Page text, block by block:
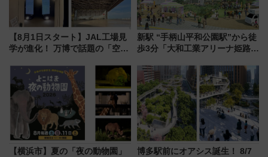
【8月1日スタート】JAL工場見
学が進化！ 万博で話題の「空飛
限定の歴代制服仮想試着体験も
レポート
新駅 “手柄山平和公園駅”から徒
歩3分「大和工業アリーナ姫路」
大相撲巡業など 豪華イベントと
アクセス
【横浜市】夏の「夜の動物園」
博多駅前にオアシス誕生！ 8/7